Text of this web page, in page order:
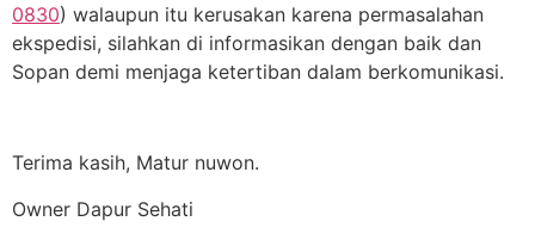
0830) walaupun itu kerusakan karena permasalahan
ekspedisi, silahkan di informasikan dengan baik dan
Sopan demi menjaga ketertiban dalam berkomunikasi.
Terima kasih, Matur nuwon.
Owner Dapur Sehati